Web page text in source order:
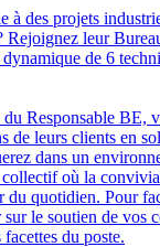
à des projets
Rejoignez leur
de 6
Responsable BE,
de leurs clients en
dans un
où la
du quotidien. Pour
le soutien de vos
du poste.